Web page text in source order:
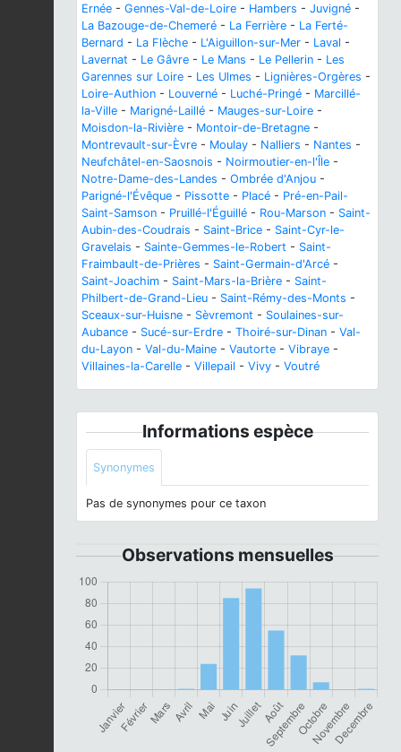
Ernée - Gennes-Val-de-Loire - Hambers - Juvigné -
La Bazouge-de-Chemeré - La Ferrière - La Ferté-
Bernard - La Flèche - L'Aiguillon-sur-Mer - Laval -
Lavernat - Le Gâvre - Le Mans - Le Pellerin - Les
Garennes sur Loire - Les Ulmes - Lignières-Orgères -
Loire-Authion - Louverné - Luché-Pringé - Marcillé-
la-Ville - Marigné-Laillé - Mauges-sur-Loire -
Moisdon-la-Rivière - Montoir-de-Bretagne -
Montrevault-sur-Èvre - Moulay - Nalliers - Nantes -
Neufchâtel-en-Saosnois - Noirmoutier-en-l'Île -
Notre-Dame-des-Landes - Ombrée d'Anjou -
Parigné-l'Évêque - Pissotte - Placé - Pré-en-Pail-
Saint-Samson - Pruillé-l'Éguillé - Rou-Marson - Saint-
Aubin-des-Coudrais - Saint-Brice - Saint-Cyr-le-
Gravelais - Sainte-Gemmes-le-Robert - Saint-
Fraimbault-de-Prières - Saint-Germain-d'Arcé -
Saint-Joachim - Saint-Mars-la-Brière - Saint-
Philbert-de-Grand-Lieu - Saint-Rémy-des-Monts -
Sceaux-sur-Huisne - Sèvremont - Soulaines-sur-
Aubance - Sucé-sur-Erdre - Thoiré-sur-Dinan - Val-
du-Layon - Val-du-Maine - Vautorte - Vibraye -
Villaines-la-Carelle - Villepail - Vivy - Voutré
Informations espèce
Synonymes
Pas de synonymes pour ce taxon
Observations mensuelles